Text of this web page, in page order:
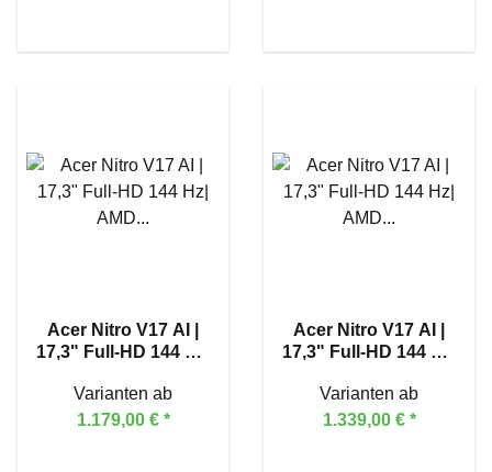
Acer Nitro V17 AI |
17,3" Full-HD 144 Hz|
GeForce RTX™ 5060
Varianten ab
1.179,00 € *
Acer Nitro V17 AI |
17,3" Full-HD 144 Hz|
GeForce RTX™ 5070
Varianten ab
1.339,00 € *